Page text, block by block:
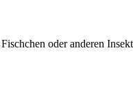
oder anderen